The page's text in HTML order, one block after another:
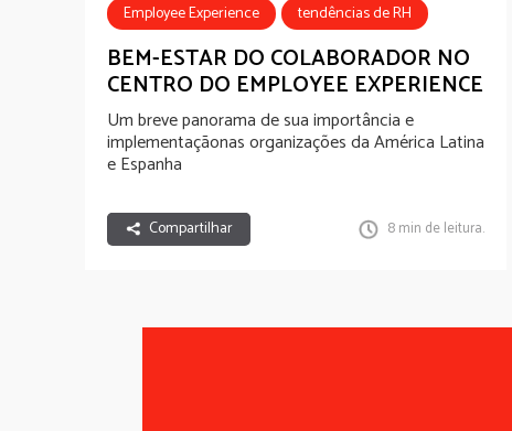
Employee Experience
tendências de RH
Bem-estar
BEM-ESTAR DO COLABORADOR NO
CENTRO DO EMPLOYEE EXPERIENCE
Um breve panorama de sua importância e
implementaçãonas organizações da América Latina
e Espanha
Compartilhar 8 min de leitura.